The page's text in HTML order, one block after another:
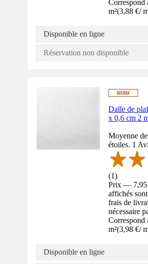
Correspond
m²(3,88 €/
Disponible en ligne
Réservation non disponible
Dalle de
x 0,6 cm 2
Moyenne
étoiles. 1
(1)
Prix — 7,95
affichés
frais de
nécessaire
Correspond
m²(3,98 €/
Disponible en ligne